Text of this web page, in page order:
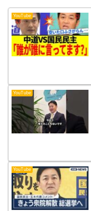
YouTube
YouTube
YouTube